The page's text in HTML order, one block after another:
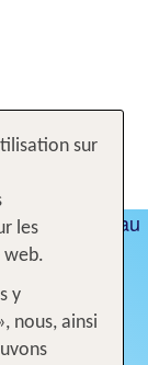
sur
les
web.
y
nous, ainsi